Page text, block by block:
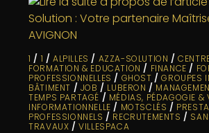
1 / 1 /ALPILLES / AZZA-SOLUTION /
FORMATION & EDUCATION / FINANCE /
PROFESSIONNELLES / GHOST /GROUPES
BÂTIMENT / JOB / LUBERON /
TEMPS PARTAGÉ / MÉDIAS, PÉDAGOGIE &
INFORMATIONNELLE / MOTSCLÉS /
PROFESSIONNELS / RECRUTEMENTS /
TRAVAUX /VILLESPACA